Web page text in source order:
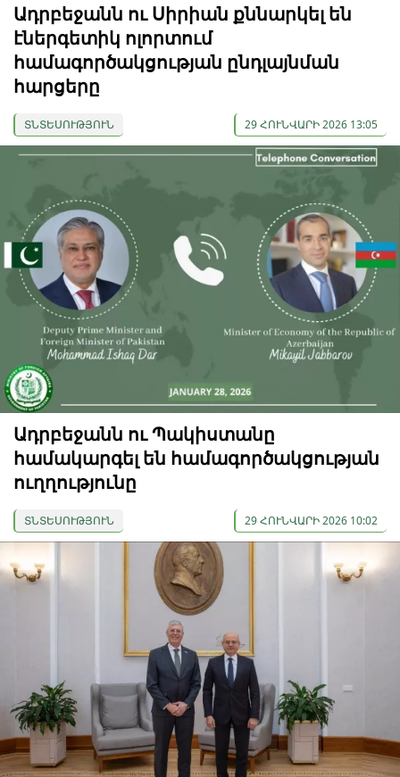
Ադրբեջանն ու Սիրիան քննարկել են
էներգետիկ ոլորտում
համագործակցության ընդլայնման
հարցերը
ՏՆՏԵՍՈՒԹՅՈՒՆ 29 ՀՈՒՆՎԱՐԻ 2026 13:05
Ադրբեջանն ու Պակիստանը
համակարգել են համագործակցության
ուղղությունը
ՏՆՏԵՍՈՒԹՅՈՒՆ 29 ՀՈՒՆՎԱՐԻ 2026 10:02